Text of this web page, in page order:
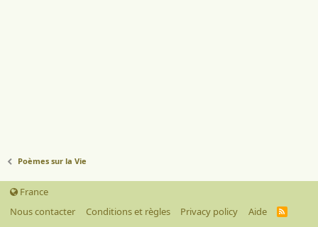
Poèmes sur la Vie
France
Nous contacter
Conditions et règles Privacy policy Aide
R
S